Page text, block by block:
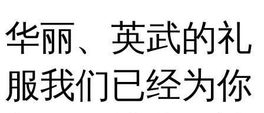
华丽、英武的礼
服我们已经为你